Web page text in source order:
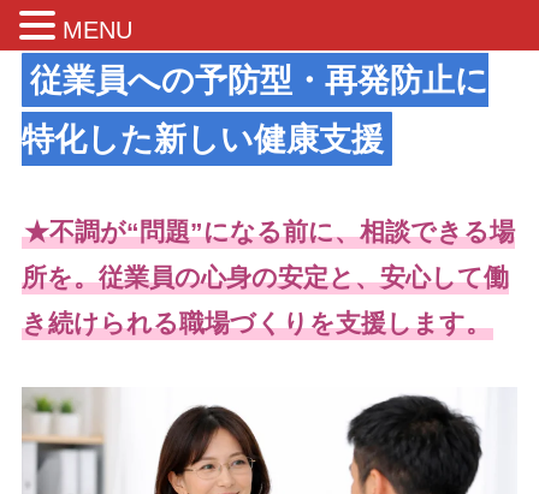
従業員への予防型・再発防止に
特化した新しい健康支援
★不調が“問題”になる前に、相談できる場
所を。従業員の心身の安定と、安心して働
き続けられる職場づくりを支援します。
MENU